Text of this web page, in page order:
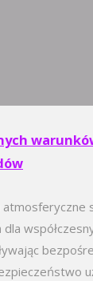
atmosferyczne